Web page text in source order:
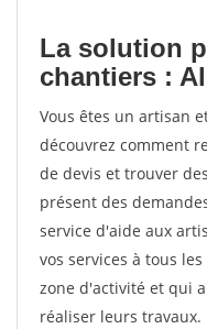
La solution
chantiers :
Vous êtes un artisan
découvrez comment
de devis et trouver
présent des
service d'aide aux
vos services à tous
zone d'activité et qui
réaliser leurs travaux.